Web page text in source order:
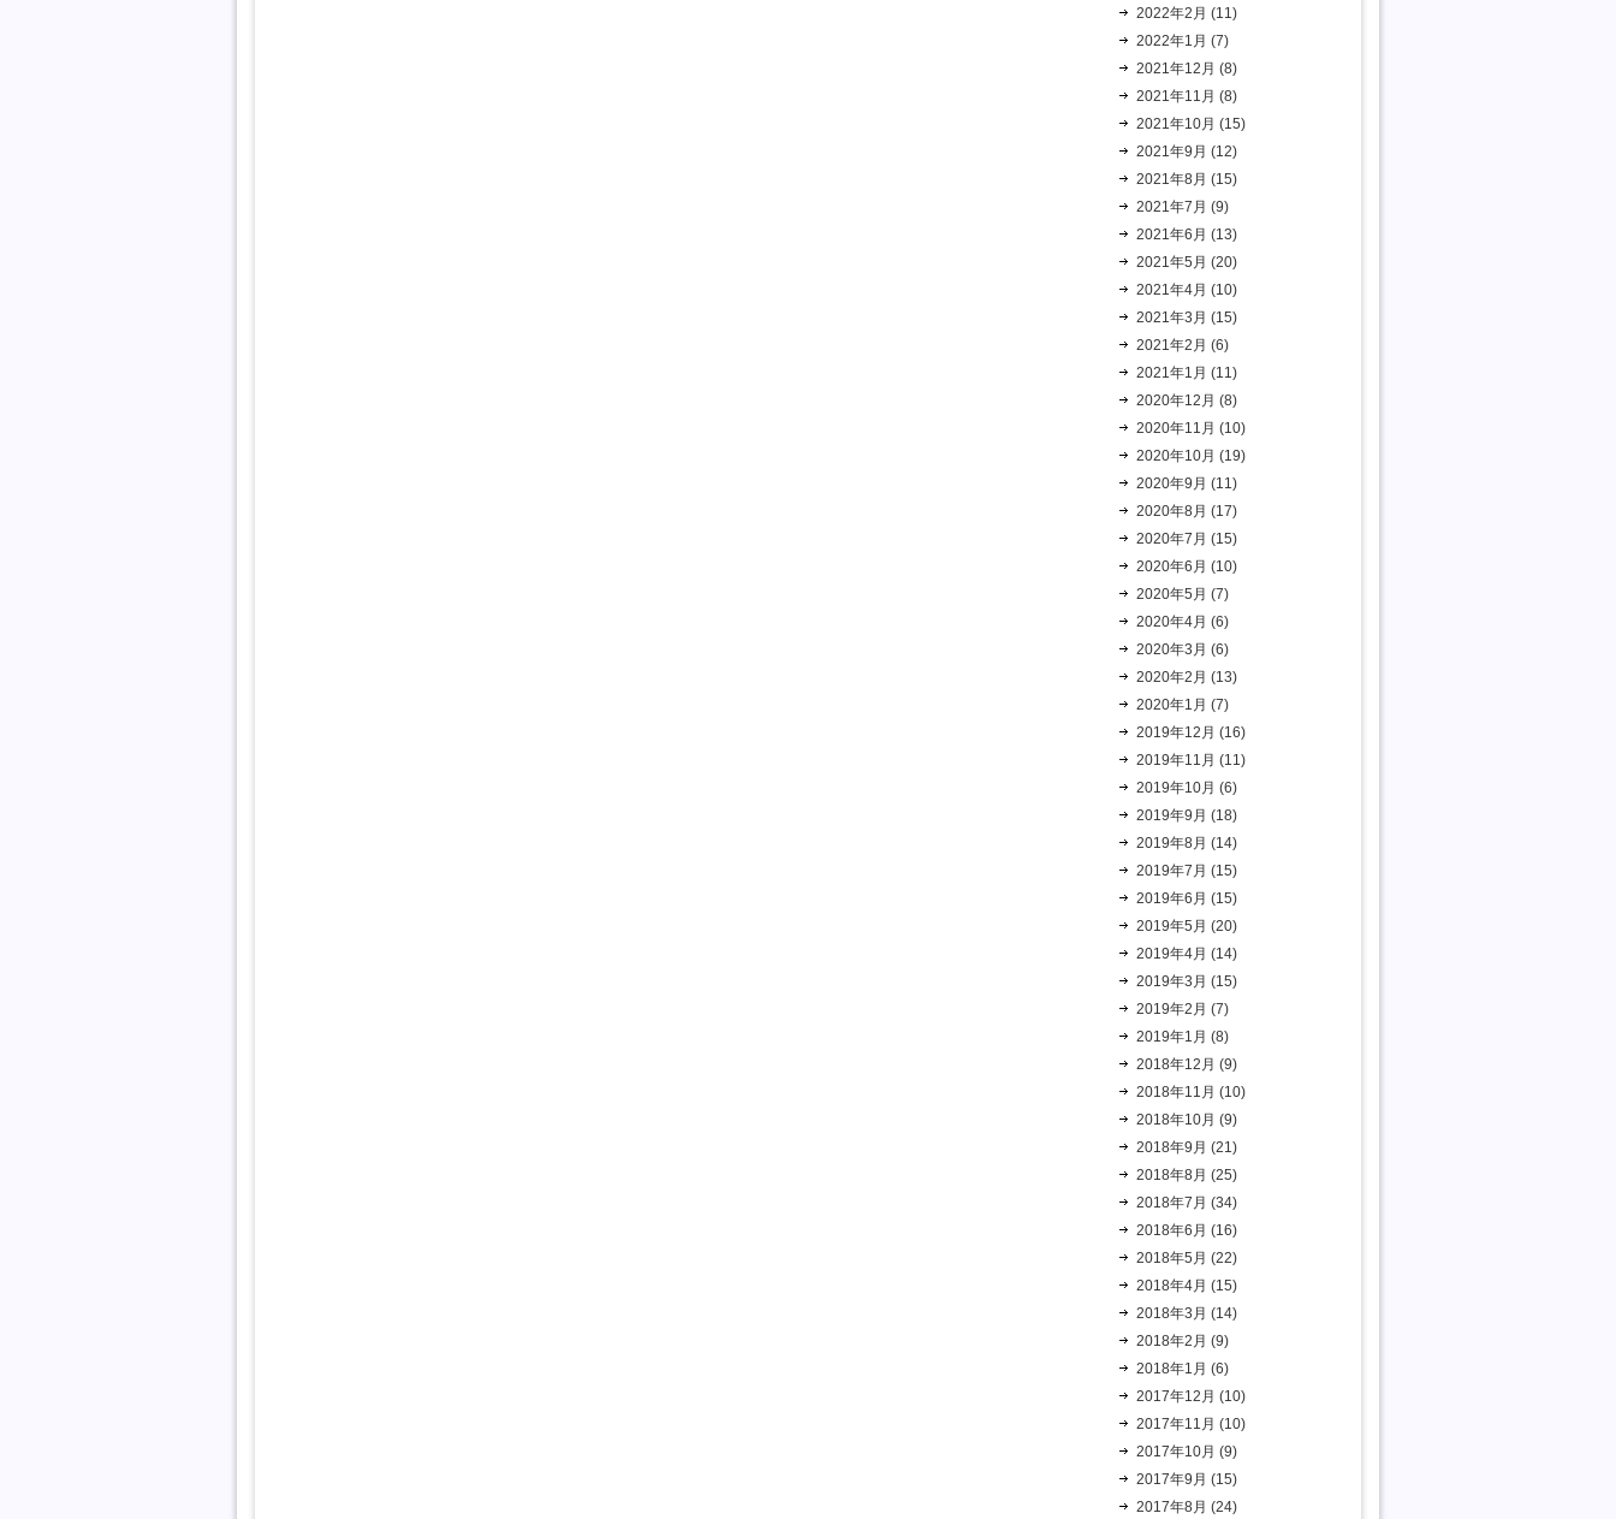
2022年2月 (11)
2022年1月 (7)
2021年12月 (8)
2021年11月 (8)
2021年10月 (15)
2021年9月 (12)
2021年8月 (15)
2021年7月 (9)
2021年6月 (13)
2021年5月 (20)
2021年4月 (10)
2021年3月 (15)
2021年2月 (6)
2021年1月 (11)
2020年12月 (8)
2020年11月 (10)
2020年10月 (19)
2020年9月 (11)
2020年8月 (17)
2020年7月 (15)
2020年6月 (10)
2020年5月 (7)
2020年4月 (6)
2020年3月 (6)
2020年2月 (13)
2020年1月 (7)
2019年12月 (16)
2019年11月 (11)
2019年10月 (6)
2019年9月 (18)
2019年8月 (14)
2019年7月 (15)
2019年6月 (15)
2019年5月 (20)
2019年4月 (14)
2019年3月 (15)
2019年2月 (7)
2019年1月 (8)
2018年12月 (9)
2018年11月 (10)
2018年10月 (9)
2018年9月 (21)
2018年8月 (25)
2018年7月 (34)
2018年6月 (16)
2018年5月 (22)
2018年4月 (15)
2018年3月 (14)
2018年2月 (9)
2018年1月 (6)
2017年12月 (10)
2017年11月 (10)
2017年10月 (9)
2017年9月 (15)
2017年8月 (24)